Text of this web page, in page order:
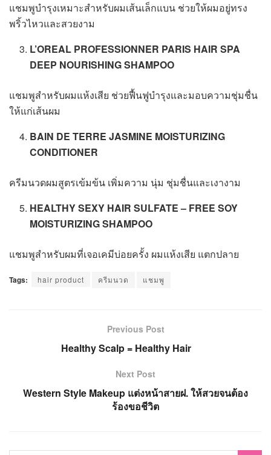
แชมพูบำรุงเหมาะสำหรับผมเส้นเล็กแบน ช่วยให้ผมอยู่ทรง
พริ้วไหวและสวยงาม
L’OREAL PROFESSIONNER PARIS HAIR SPA
DEEP NOURISHING SHAMPOO
แชมพูสำหรับผมแห้งเสีย ช่วยฟื้นฟูบำรุงและมอบความชุ่มชื่น
ให้แก่เส้นผม
BAIN DE TERRE JASMINE MOISTURIZING
CONDITIONER
ครีมนวดผมสูตรเข้มข้น เพิ่มความ นุ่ม ชุ่มชื่นและเงางาม
HEALTHY SEXY HAIR SULFATE – FREE SOY
MOISTURIZING SHAMPOO
แชมพูสำหรับผมที่เจอเคมีบ่อยครั้ง ผมแห้งเสีย แตกปลาย
Tags: hair product ครีมนวด แชมพู
Previous Post
Healthy Scalp = Healthy Hair
Next Post
Western Style Makeup แต่งหน้าสายฝ. ให้สวยจนต้อง
ร้องขอชีวิต